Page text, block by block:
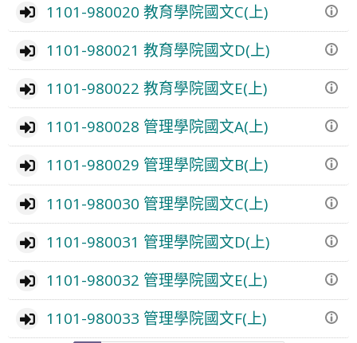
1101-980020 教育學院國文C(上)
1101-980021 教育學院國文D(上)
1101-980022 教育學院國文E(上)
1101-980028 管理學院國文A(上)
1101-980029 管理學院國文B(上)
1101-980030 管理學院國文C(上)
1101-980031 管理學院國文D(上)
1101-980032 管理學院國文E(上)
1101-980033 管理學院國文F(上)